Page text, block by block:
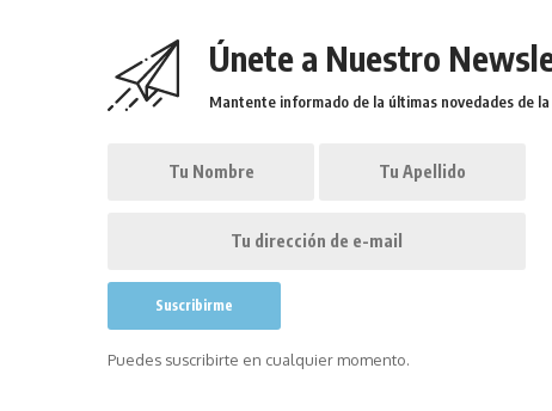
Únete a Nuestro
Mantente informado de la últimas novedades de
Puedes suscribirte en cualquier momento.